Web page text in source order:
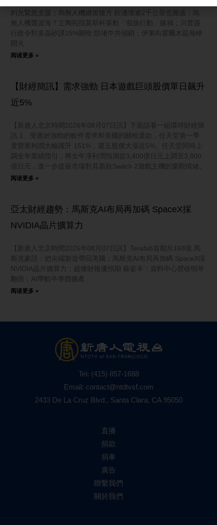
約允緊急支援；烏無人機續攻後方 距邊境逾2千公里也難逃；烏
無人機襲波海？立陶宛指莫斯科策動「假旗行動」嫁禍；川普簽
行政令對多晶矽課15%關稅 防堵中共傾銷；伊軍向霍爾木茲海峽
開火
阅读更多 »
【財經簡訊】需求強勁 日本遊戲巨頭股價單日飆升
近5%
【新唐人北京時間2026年08月07日訊】下面請看一組環球財經簡
訊 1、受惠於強勁的軟件需求和美國的關稅退款，任天堂第一季
度營業利潤大幅躍升 151%，週五股價大漲近5%。任天堂同時上
調全年業績指引，將全年淨利潤預測從3,400億日元上調至3,800
億日元，進一步提振市場對其新款Switch 2遊戲主機的樂觀情緒。
阅读更多 »
亞太財經趨勢：馬斯克AI布局再加碼 SpaceX採
NVIDIA晶片擴算力
【新唐人北京時間2026年08月07日訊】Terafab首期斥168億 馬
斯克豪語：把尖端製造帶回美國；馬斯克AI布局再加碼 SpaceX採
NVIDIA晶片擴算力；超微財報優預期 蘇姿丰：資料中心營收明年
翻倍；AI帶動半導體擴產
阅读更多 »
Tel: (415) 857-1688
Email: contact@ntdtvsf.com
2433 De La Cruz Blvd., Santa Clara, CA 95050
直播
捐款
捐車
廣告
聯繫我們
關於我們